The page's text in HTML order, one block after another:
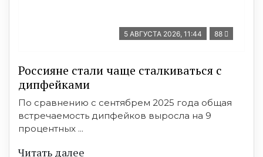
5 АВГУСТА 2026, 11:44 88
Россияне стали чаще сталкиваться с
дипфейками
По сравнению с сентябрем 2025 года общая
встречаемость дипфейков выросла на 9
процентных ...
Читать далее